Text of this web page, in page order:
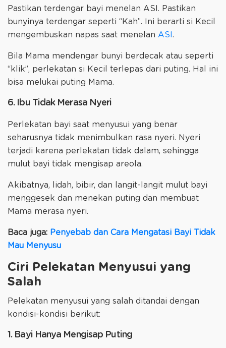
Pastikan terdengar bayi menelan ASI. Pastikan
bunyinya terdengar seperti “Kah”. Ini berarti si Kecil
mengembuskan napas saat menelan ASI .
Bila Mama mendengar bunyi berdecak atau seperti
“klik”, perlekatan si Kecil terlepas dari puting. Hal ini
bisa melukai puting Mama.
6. Ibu Tidak Merasa Nyeri
Perlekatan bayi saat menyusui yang benar
seharusnya tidak menimbulkan rasa nyeri. Nyeri
terjadi karena perlekatan tidak dalam, sehingga
mulut bayi tidak mengisap areola.
Akibatnya, lidah, bibir, dan langit-langit mulut bayi
menggesek dan menekan puting dan membuat
Mama merasa nyeri.
Baca juga: Penyebab dan Cara Mengatasi Bayi Tidak
Mau Menyusu
Ciri Pelekatan Menyusui yang
Salah
Pelekatan menyusui yang salah ditandai dengan
kondisi-kondisi berikut:
1. Bayi Hanya Mengisap Puting